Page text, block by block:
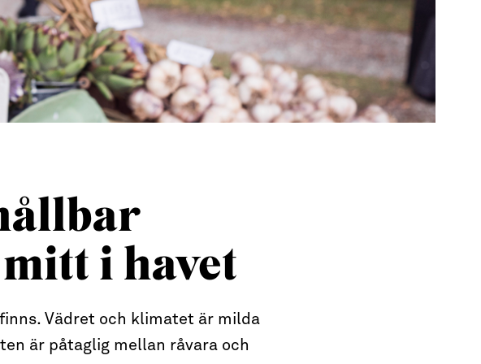
i havet
Vädret och klimatet är milda
är påtaglig mellan råvara och